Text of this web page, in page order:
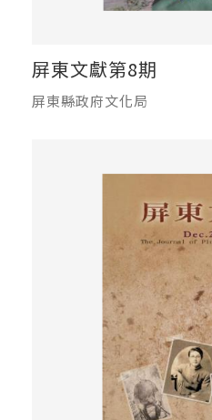
屏東文獻第8期
屏東縣政府文化局